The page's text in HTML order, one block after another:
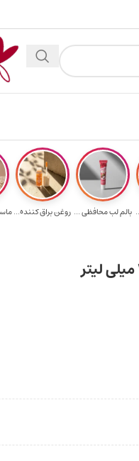
تومن
بالم لب محافظی ... روغن براق کننده...